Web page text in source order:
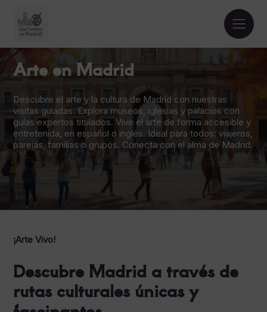
Arte en Madrid
Descubre el arte y la cultura de Madrid con nuestras
visitas guiadas. Explora museos, iglesias y palacios con
guías expertos titulados. Vive el arte de forma accesible y
entretenida, en español o inglés. Ideal para todos: viajeros,
parejas, familias o grupos. Conecta con el alma de Madrid.
¡Arte Vivo!
Descubre Madrid a través de
rutas culturales únicas y